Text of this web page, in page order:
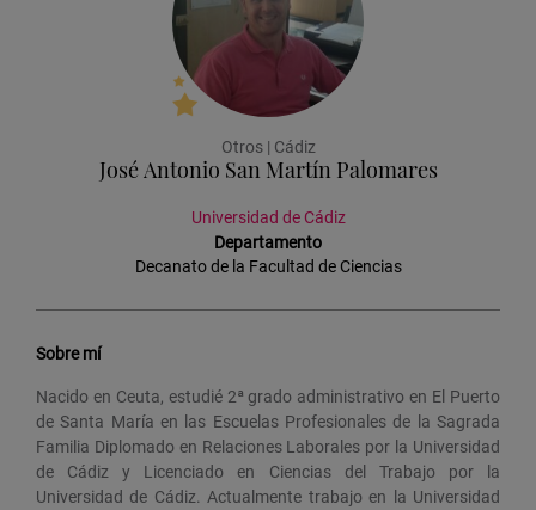
Otros | Cádiz
José Antonio San Martín Palomares
Universidad de Cádiz
Departamento
Decanato de la Facultad de Ciencias
Sobre mí
Nacido en Ceuta, estudié 2ª grado administrativo en El Puerto
de Santa María en las Escuelas Profesionales de la Sagrada
Familia Diplomado en Relaciones Laborales por la Universidad
de Cádiz y Licenciado en Ciencias del Trabajo por la
Universidad de Cádiz. Actualmente trabajo en la Universidad